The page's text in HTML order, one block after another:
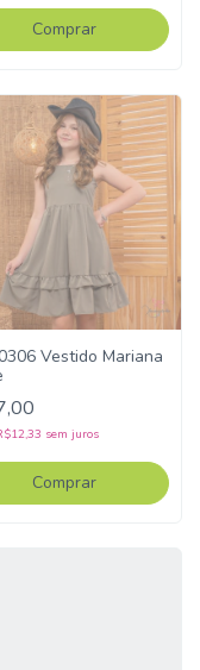
Comprar
Vestido Mariana
sem juros
Comprar